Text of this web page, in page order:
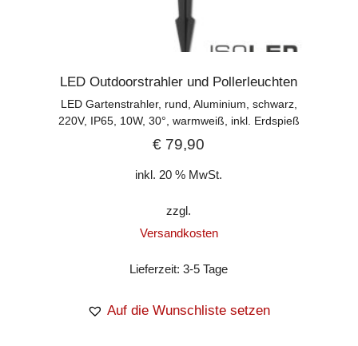
LED Outdoorstrahler und Pollerleuchten
LED Gartenstrahler, rund, Aluminium, schwarz,
220V, IP65, 10W, 30°, warmweiß, inkl. Erdspieß
€ 79,90
inkl. 20 % MwSt.
zzgl.
Versandkosten
Lieferzeit:3-5 Tage
Auf die Wunschliste setzen